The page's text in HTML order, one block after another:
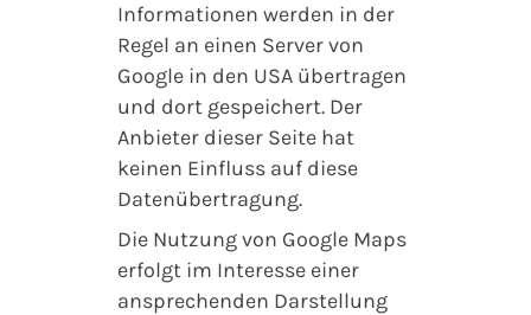
Informationen werden in der
Regel an einen Server von
Google in den USA übertragen
und dort gespeichert. Der
Anbieter dieser Seite hat
keinen Einfluss auf diese
Datenübertragung.
Die Nutzung von Google Maps
erfolgt im Interesse einer
ansprechenden Darstellung